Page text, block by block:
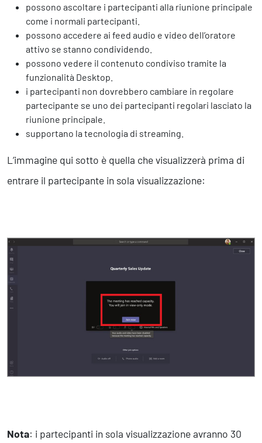
possono ascoltare i partecipanti alla riunione principale
come i normali partecipanti.
possono accedere ai feed audio e video dell’oratore
attivo se stanno condividendo.
possono vedere il contenuto condiviso tramite la
funzionalità Desktop.
i partecipanti non dovrebbero cambiare in regolare
partecipante se uno dei partecipanti regolari lasciato la
riunione principale.
supportano la tecnologia di streaming.
L’immagine qui sotto è quella che visualizzerà prima di
entrare il partecipante in sola visualizzazione:
Nota: i partecipanti in sola visualizzazione avranno 30